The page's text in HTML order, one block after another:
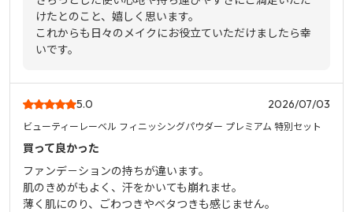
けたとのこと、嬉しく思います。
これからも日々のメイクにお役立ていただけましたら幸
いです。
5.0 2026/07/03
ビューティーレーベル フィニッシングパウダー プレミアム 特別セット
買って良かった
ファンデ－ションの持ちが違います。
肌のきめがもよく、汗をかいても崩れませ。
薄く肌にのり、ごわつきやベタつきも感じません。